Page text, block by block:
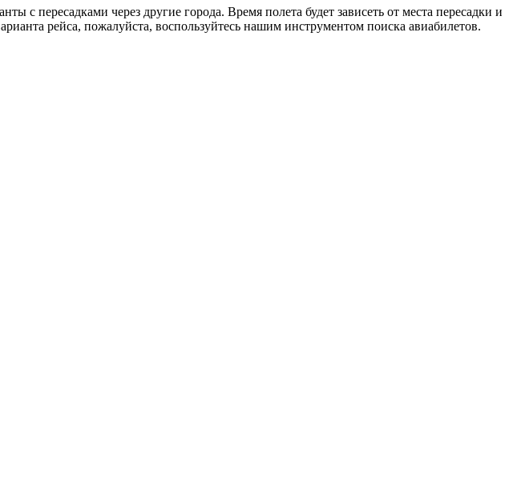
пересадками через другие города. Время полета будет зависеть от места пересадки и
рейса, пожалуйста, воспользуйтесь нашим инструментом поиска авиабилетов.